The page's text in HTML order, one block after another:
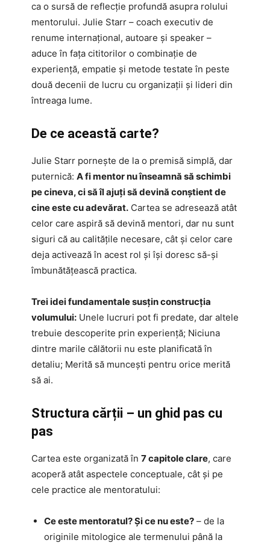
ca o sursă de reflecție profundă asupra rolului
mentorului. Julie Starr – coach executiv de
renume internațional, autoare și speaker –
aduce în fața cititorilor o combinație de
experiență, empatie și metode testate în peste
două decenii de lucru cu organizații și lideri din
întreaga lume.
De ce această carte?
Julie Starr pornește de la o premisă simplă, dar
puternică: A fi mentor nu înseamnă să schimbi
pe cineva, ci să îl ajuți să devină conștient de
cine este cu adevărat. Cartea se adresează atât
celor care aspiră să devină mentori, dar nu sunt
siguri că au calitățile necesare, cât și celor care
deja activează în acest rol și își doresc să-și
îmbunătățească practica.
Trei idei fundamentale susțin construcția
volumului: Unele lucruri pot fi predate, dar altele
trebuie descoperite prin experiență; Niciuna
dintre marile călătorii nu este planificată în
detaliu; Merită să muncești pentru orice merită
să ai.
Structura cărții – un ghid pas cu
pas
Cartea este organizată în 7 capitole clare, care
acoperă atât aspectele conceptuale, cât și pe
cele practice ale mentoratului:
Ce este mentoratul? Și ce nu este? – de la
originile mitologice ale termenului până la